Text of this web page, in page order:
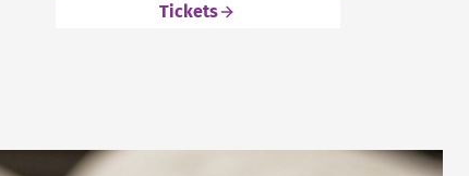
Tickets